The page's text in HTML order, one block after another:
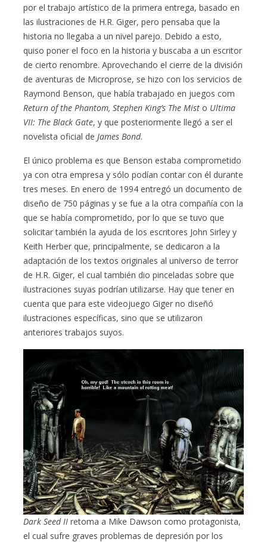
por el trabajo artístico de la primera entrega, basado en
las ilustraciones de H.R. Giger, pero pensaba que la
historia no llegaba a un nivel parejo. Debido a esto,
quiso poner el foco en la historia y buscaba a un escritor
de cierto renombre. Aprovechando el cierre de la división
de aventuras de Microprose, se hizo con los servicios de
Raymond Benson, que había trabajado en juegos com
Return of the Phantom, Stephen King’s The Mist o Ultima
VII: The Black Gate, y que posteriormente llegó a ser el
novelista oficial de James Bond.
El único problema es que Benson estaba comprometido
ya con otra empresa y sólo podían contar con él durante
tres meses. En enero de 1994 entregó un documento de
diseño de 750 páginas y se fue a la otra compañía con la
que se había comprometido, por lo que se tuvo que
solicitar también la ayuda de los escritores John Sirley y
Keith Herber que, principalmente, se dedicaron a la
adaptación de los textos originales al universo de terror
de H.R. Giger, el cual también dio pinceladas sobre que
ilustraciones suyas podrían utilizarse. Hay que tener en
cuenta que para este videojuego Giger no diseñó
ilustraciones específicas, sino que se utilizaron
anteriores trabajos suyos.
Dark Seed II retoma a Mike Dawson como protagonista,
el cual sufre graves problemas de depresión por los